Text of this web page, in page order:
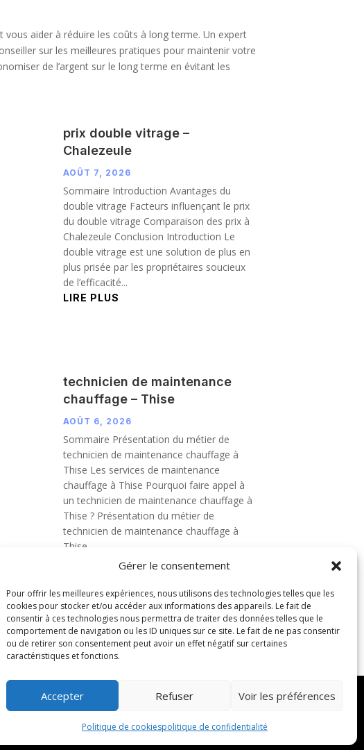
Gérer le consentement
Pour offrir les meilleures expériences, nous utilisons des technologies telles que les
cookies pour stocker et/ou accéder aux informations des appareils. Le fait de
consentir à ces technologies nous permettra de traiter des données telles que le
comportement de navigation ou les ID uniques sur ce site. Le fait de ne pas consentir
ou de retirer son consentement peut avoir un effet négatif sur certaines
caractéristiques et fonctions.
Accepter Refuser Voir les préférences
Politique de cookiespolitique de confidentialité
vous aider à réduire les coûts à long terme. Un expert
sur les meilleures pratiques pour maintenir votre
de l’argent sur le long terme en évitant les
prix double vitrage –
Chalezeule
AOÛT 7, 2026
Sommaire Introduction Avantages du
double vitrage Facteurs influençant le prix
du double vitrage Comparaison des prix à
Chalezeule Conclusion Introduction Le
double vitrage est une solution de plus en
plus prisée par les propriétaires soucieux
de l’efficacité...
LIRE PLUS
technicien de maintenance
chauffage – Thise
AOÛT 6, 2026
Sommaire Présentation du métier de
technicien de maintenance chauffage à
Thise Les services de maintenance
chauffage à Thise Pourquoi faire appel à
un technicien de maintenance chauffage à
Thise ? Présentation du métier de
technicien de maintenance chauffage à
Thise...
– Tous droits réservés –